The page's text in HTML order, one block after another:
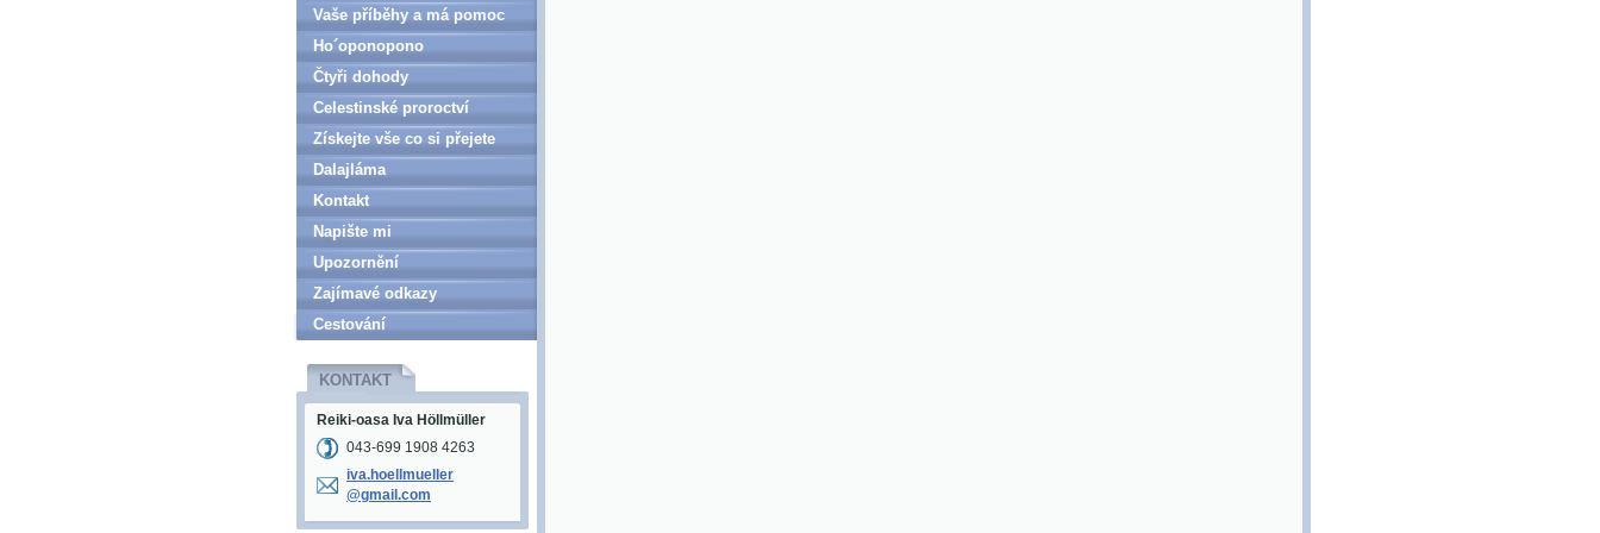
Vaše příběhy a má pomoc
Ho´oponopono
Čtyři dohody
Celestinské proroctví
Získejte vše co si přejete
Dalajláma
Kontakt
Napište mi
Upozornění
Zajímavé odkazy
Cestování
KONTAKT
Reiki-oasa Iva Höllmüller
043-699 1908 4263
iva.hoel lmueller
@gmail.com